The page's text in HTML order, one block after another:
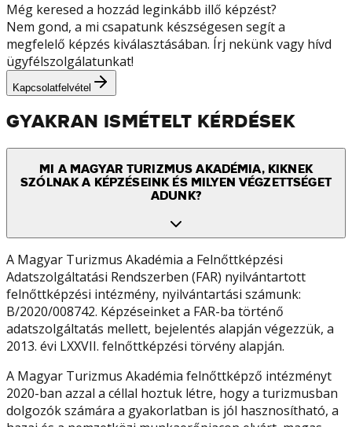
Még keresed a hozzád leginkább illő képzést?
Nem gond, a mi csapatunk készségesen segít a
megfelelő képzés kiválasztásában. Írj nekünk vagy hívd
ügyfélszolgálatunkat!
Kapcsolatfelvétel
GYAKRAN ISMÉTELT KÉRDÉSEK
MI A MAGYAR TURIZMUS AKADÉMIA, KIKNEK
SZÓLNAK A KÉPZÉSEINK ÉS MILYEN VÉGZETTSÉGET
ADUNK?
A Magyar Turizmus Akadémia a Felnőttképzési
Adatszolgáltatási Rendszerben (FAR) nyilvántartott
felnőttképzési intézmény, nyilvántartási számunk:
B/2020/008742. Képzéseinket a FAR-ba történő
adatszolgáltatás mellett, bejelentés alapján végezzük, a
2013. évi LXXVII. felnőttképzési törvény alapján.
A Magyar Turizmus Akadémia felnőttképző intézményt
2020-ban azzal a céllal hoztuk létre, hogy a turizmusban
dolgozók számára a gyakorlatban is jól hasznosítható, a